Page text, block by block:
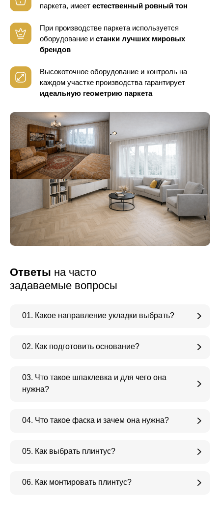
паркета, имеет естественный ровный тон
При производстве паркета используется
оборудование и станки лучших мировых
брендов
Высокоточное оборудование и контроль на
каждом участке производства гарантирует
идеальную геометрию паркета
Ответы на часто
задаваемые вопросы
01. Какое направление укладки выбрать?
02. Как подготовить основание?
03. Что такое шпаклевка и для чего она
нужна?
04. Что такое фаска и зачем она нужна?
05. Как выбрать плинтус?
06. Как монтировать плинтус?